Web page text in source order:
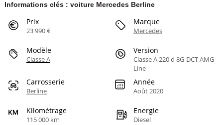
Informations clés : voiture Mercedes Berline
Prix
23 990 €
Marque
Mercedes
Modèle
Classe A
Version
Classe A 220 d 8G-DCT AMG
Line
Carrosserie
Berline
Année
Août 2020
Kilométrage
115 000 km
Energie
Diesel